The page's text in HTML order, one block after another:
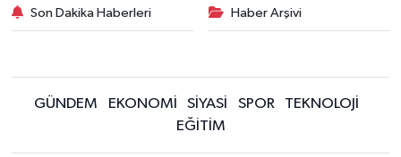
Son Dakika Haberleri Haber Arşivi
GÜNDEM EKONOMİ SİYASİ SPOR
TEKNOLOJİ
EĞİTİM